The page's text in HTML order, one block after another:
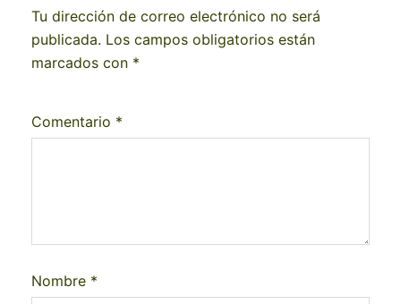
Tu dirección de correo electrónico no será
publicada. Los campos obligatorios están
marcados con *
Comentario *
Nombre *